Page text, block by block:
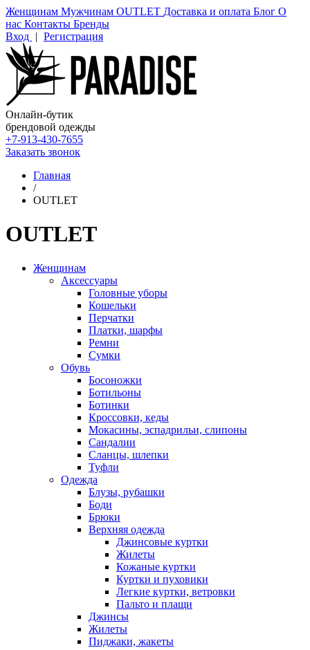
Женщинам Мужчинам OUTLET Доставка и оплата Блог О
нас Контакты Бренды
Вход | Регистрация
Онлайн-бутик
брендовой одежды
+7-913-430-7655
Заказать звонок
Главная
/
OUTLET
OUTLET
Женщинам
Аксессуары
Головные уборы
Кошельки
Перчатки
Платки, шарфы
Ремни
Сумки
Обувь
Босоножки
Ботильоны
Ботинки
Кроссовки, кеды
Мокасины, эспадрильи, слипоны
Сандалии
Сланцы, шлепки
Туфли
Одежда
Блузы, рубашки
Боди
Брюки
Верхняя одежда
Джинсовые куртки
Жилеты
Кожаные куртки
Куртки и пуховики
Легкие куртки, ветровки
Пальто и плащи
Джинсы
Жилеты
Пиджаки, жакеты